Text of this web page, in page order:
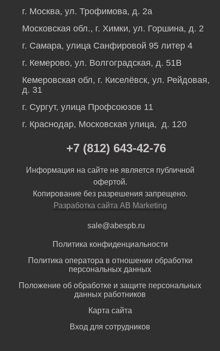
г. Москва, ул. Трофимова, д. 2а
Московская обл., г. Химки, ул. Горшина, д. 2
г. Самара, улица Санфировой 95 литер 4
г. Кемерово, ул. Волгоградская, д. 51В
Кемеровская обл, г. Киселёвск, ул. Рейдовая,
д. 31
г. Сургут, улица Профсоюзов 11
г. Краснодар, Московская улица, д. 120
+7 (812) 643-42-76
Информация на сайте не является публичной
офертой.
Копирование без разрешения запрещено.
Разработка сайта AB Marketing
sale@abespb.ru
Политика конфиденциальности
Политика оператора в отношении обработки
персональных данных
Положение об обработке и защите персональных
данных работников
Карта сайта
Вход для сотрудников